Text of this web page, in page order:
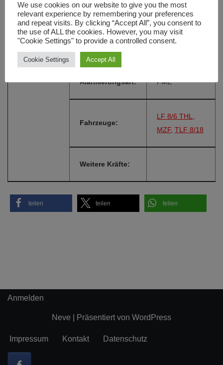
Einsatzort:
Ihrlerstein,
Alarmierungsart: FME
Fahrzeuge:
LF 8/6 THL
MZF, TLF 8/18
Weitere Kräfte:
teilen teilen teilen
Anmelden
Neve | Präsentiert von WordPress
Impressum Kontakt Datenschutz
We use cookies on our website to give you the most
relevant experience by remembering your preferences
and repeat visits. By clicking “Accept All”, you consent to
the use of ALL the cookies. However, you may visit
"Cookie Settings" to provide a controlled consent.
Cookie Settings Accept All